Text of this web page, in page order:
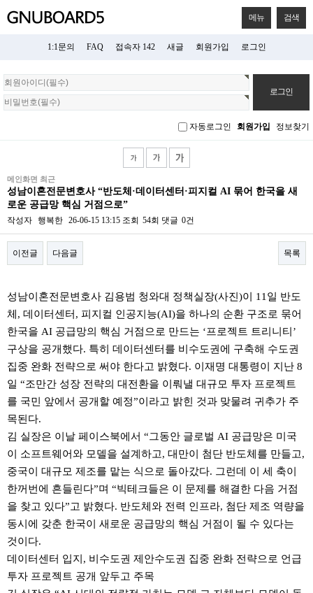
메뉴 검색
1:1문의 FAQ 접속자 142 새글 회원가입 로그인
회
원
로
자동로그인 회원가입 정보찾기
메인화면 최근
성남이혼전문변호사 “반도체·데이터센터·피지컬 AI 묶어 한국을 새
로운 공급망 핵심 거점으로”
작성자 행복한 26-06-15 13:15 조회 54회 댓글 0건
이전글 다음글 목록
성남이혼전문변호사 김용범 청와대 정책실장(사진)이 11일 반도
체, 데이터센터, 피지컬 인공지능(AI)을 하나의 순환 구조로 묶어
한국을 AI 공급망의 핵심 거점으로 만드는 ‘프로젝트 트리니티’
구상을 공개했다. 특히 데이터센터를 비수도권에 구축해 수도권
집중 완화 전략으로 써야 한다고 밝혔다. 이재명 대통령이 지난 8
일 “조만간 성장 전략의 대전환을 이뤄낼 대규모 투자 프로젝트
를 국민 앞에서 공개할 예정”이라고 밝힌 것과 맞물려 귀추가 주
목된다.
김 실장은 이날 페이스북에서 “그동안 글로벌 AI 공급망은 미국
이 소프트웨어와 모델을 설계하고, 대만이 첨단 반도체를 만들고,
중국이 대규모 제조를 맡는 식으로 돌아갔다. 그런데 이 세 축이
한꺼번에 흔들린다”며 “빅테크들은 이 문제를 해결한 다음 거점
을 찾고 있다”고 밝혔다. 반도체와 전력 인프라, 첨단 제조 역량을
동시에 갖춘 한국이 새로운 공급망의 핵심 거점이 될 수 있다는
것이다.
데이터센터 입지, 비수도권 제안수도권 집중 완화 전략으로 언급
투자 프로젝트 공개 앞두고 주목